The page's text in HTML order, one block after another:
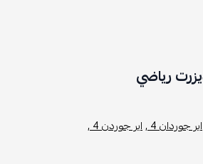
اير جوردان 4 , اير جوردن 4 ,